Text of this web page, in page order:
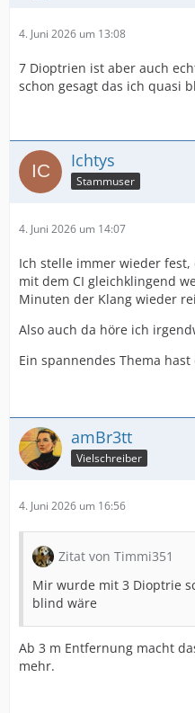
4. Juni 2026 um 13:08
7 Dioptrien ist aber auch
schon gesagt das ich quasi
Ichtys
Stammuser
4. Juni 2026 um 14:07
Ich stelle immer wieder fest,
mit dem CI gleichklingend
Minuten der Klang wieder
Also auch da höre ich
Ein spannendes Thema
amBr3tt
Vielschreiber
4. Juni 2026 um 16:56
Zitat von Timmi351
Mir wurde mit 3 Dioptrie
blind wäre
Ab 3 m Entfernung macht
mehr.